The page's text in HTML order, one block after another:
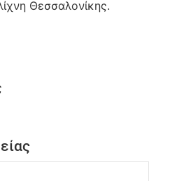
Θεσσαλονίκης.